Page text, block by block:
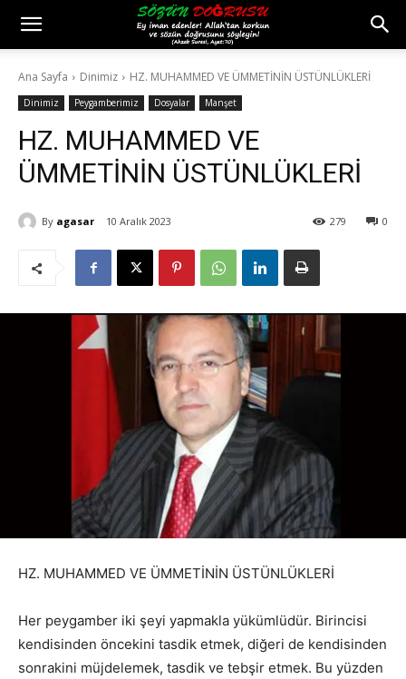
Ana Sayfa Dinimiz HZ. MUHAMMED VE ÜMMETİNİN ÜSTÜNLÜKLERİ
Dinimiz Peygamberimiz Dosyalar Manşet
HZ. MUHAMMED VE
ÜMMETİNİN ÜSTÜNLÜKLERİ
By agasar 10 Aralık 2023 0
279
HZ. MUHAMMED VE ÜMMETİNİN ÜSTÜNLÜKLERİ
Her peygamber iki şeyi yapmakla yükümlüdür. Birincisi
kendisinden öncekini tasdik etmek, diğeri de kendisinden
sonrakini müjdelemek, tasdik ve tebşir etmek. Bu yüzden